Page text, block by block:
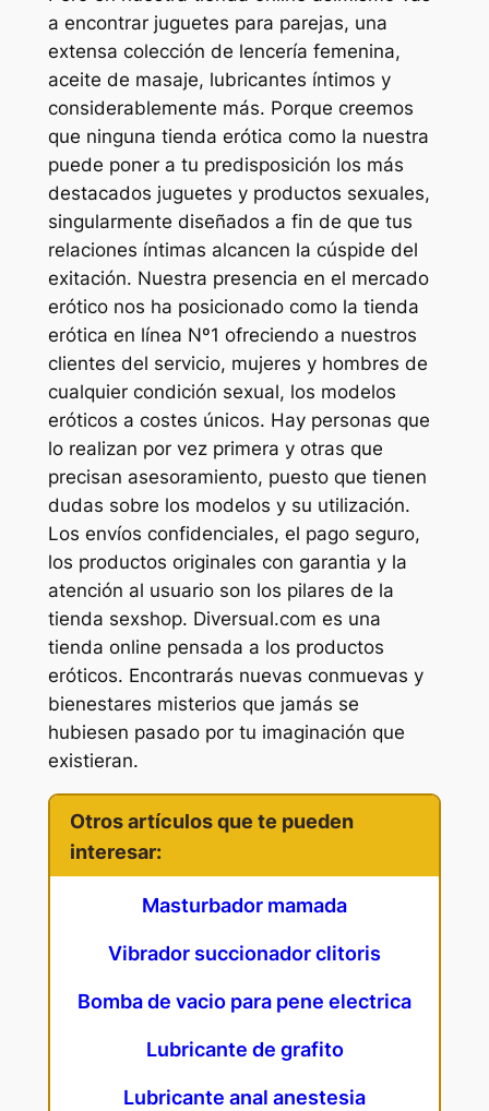
a encontrar juguetes para parejas, una
extensa colección de lencería femenina,
aceite de masaje, lubricantes íntimos y
considerablemente más. Porque creemos
que ninguna tienda erótica como la nuestra
puede poner a tu predisposición los más
destacados juguetes y productos sexuales,
singularmente diseñados a fin de que tus
relaciones íntimas alcancen la cúspide del
exitación. Nuestra presencia en el mercado
erótico nos ha posicionado como la tienda
erótica en línea Nº1 ofreciendo a nuestros
clientes del servicio, mujeres y hombres de
cualquier condición sexual, los modelos
eróticos a costes únicos. Hay personas que
lo realizan por vez primera y otras que
precisan asesoramiento, puesto que tienen
dudas sobre los modelos y su utilización.
Los envíos confidenciales, el pago seguro,
los productos originales con garantia y la
atención al usuario son los pilares de la
tienda sexshop. Diversual.com es una
tienda online pensada a los productos
eróticos. Encontrarás nuevas conmuevas y
bienestares misterios que jamás se
hubiesen pasado por tu imaginación que
existieran.
Otros artículos que te pueden
interesar:
Masturbador mamada
Vibrador succionador clitoris
Bomba de vacio para pene electrica
Lubricante de grafito
Lubricante anal anestesia